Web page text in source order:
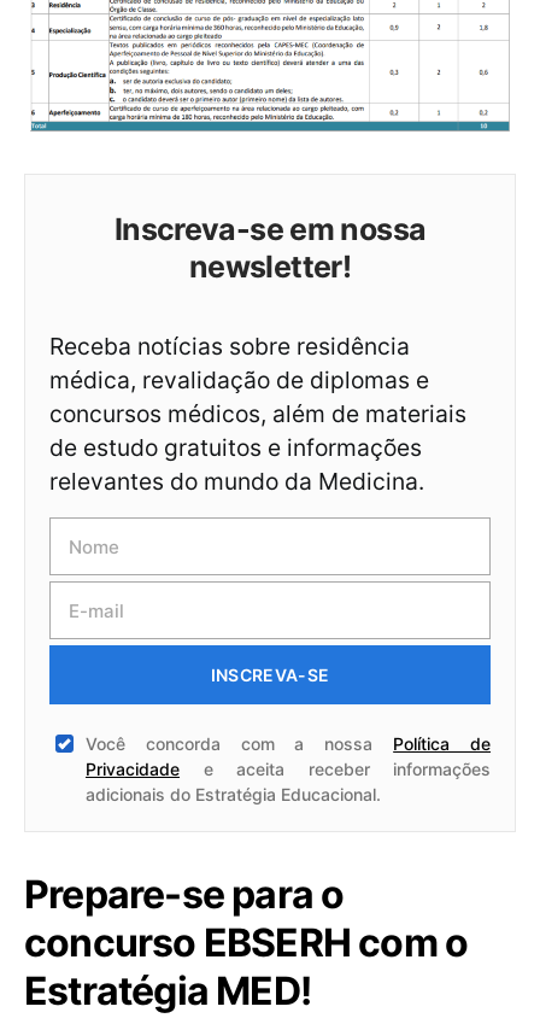
Inscreva-se em nossa
newsletter!
Receba notícias sobre residência
médica, revalidação de diplomas e
concursos médicos, além de materiais
de estudo gratuitos e informações
relevantes do mundo da Medicina.
INSCREVA-SE
Você concorda com a nossa Política de
Privacidade e aceita receber informações
adicionais do Estratégia Educacional.
Prepare-se para o
concurso EBSERH com o
Estratégia MED!